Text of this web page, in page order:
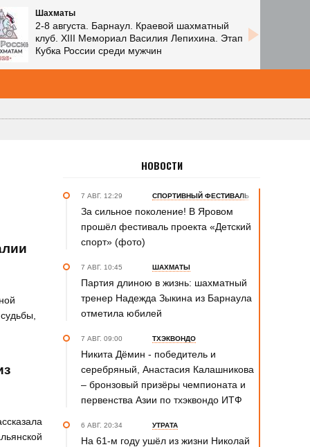
Шахматы
2-8 августа. Барнаул. Краевой шахматный
клуб. XIII Мемориал Василия Лепихина. Этап
Кубка России среди мужчин
НОВОСТИ
7 АВГ. 12:29 СПОРТИВНЫЙ ФЕСТИВАЛЬ
За сильное поколение! В Яровом
прошёл фестиваль проекта «Детский
спорт» (фото)
7 АВГ. 10:45 ШАХМАТЫ
Партия длиною в жизнь: шахматный
тренер Надежда Зыкина из Барнаула
отметила юбилей
7 АВГ. 09:00 ТХЭКВОНДО
Никита Дёмин - победитель и
серебряный, Анастасия Калашникова
– бронзовый призёры чемпионата и
первенства Азии по тхэквондо ИТФ
6 АВГ. 20:34 УТРАТА
На 61-м году ушёл из жизни Николай